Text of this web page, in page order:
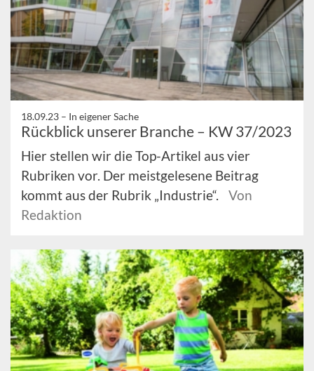
18.09.23 – In eigener Sache
Rückblick unserer Branche – KW 37/2023
Hier stellen wir die Top-Artikel aus vier
Rubriken vor. Der meistgelesene Beitrag
kommt aus der Rubrik „Industrie“.
Von
Redaktion